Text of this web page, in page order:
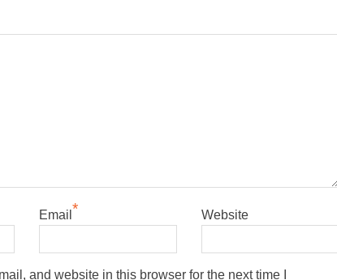
Email * Website
and website in this browser for the next time I